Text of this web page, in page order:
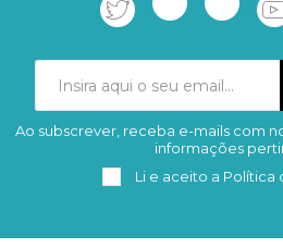
Subscrever
Ao subscrever, receba e-mails com
informações
Li e aceito a Política